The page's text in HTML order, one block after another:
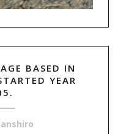
BASED IN
YEAR